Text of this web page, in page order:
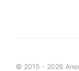
© 2015 - 2026